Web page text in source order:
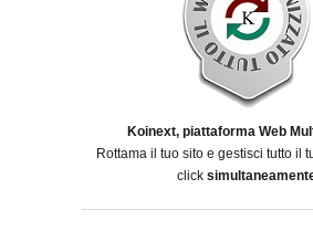
Koinext, piattaforma Web
Rottama il tuo sito e gestisci tutto il
click